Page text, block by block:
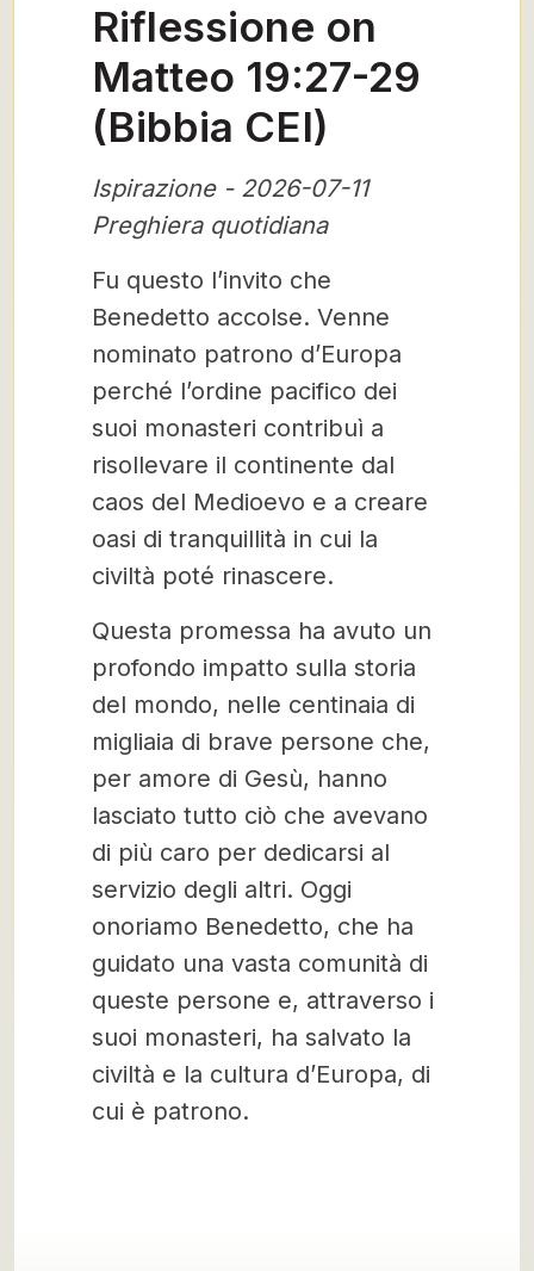
Riflessione on
Matteo 19:27-29
(Bibbia CEI)
Ispirazione - 2026-07-11
Preghiera quotidiana
Fu questo l’invito che
Benedetto accolse. Venne
nominato patrono d’Europa
perché l’ordine pacifico dei
suoi monasteri contribuì a
risollevare il continente dal
caos del Medioevo e a creare
oasi di tranquillità in cui la
civiltà poté rinascere.
Questa promessa ha avuto un
profondo impatto sulla storia
del mondo, nelle centinaia di
migliaia di brave persone che,
per amore di Gesù, hanno
lasciato tutto ciò che avevano
di più caro per dedicarsi al
servizio degli altri. Oggi
onoriamo Benedetto, che ha
guidato una vasta comunità di
queste persone e, attraverso i
suoi monasteri, ha salvato la
civiltà e la cultura d’Europa, di
cui è patrono.